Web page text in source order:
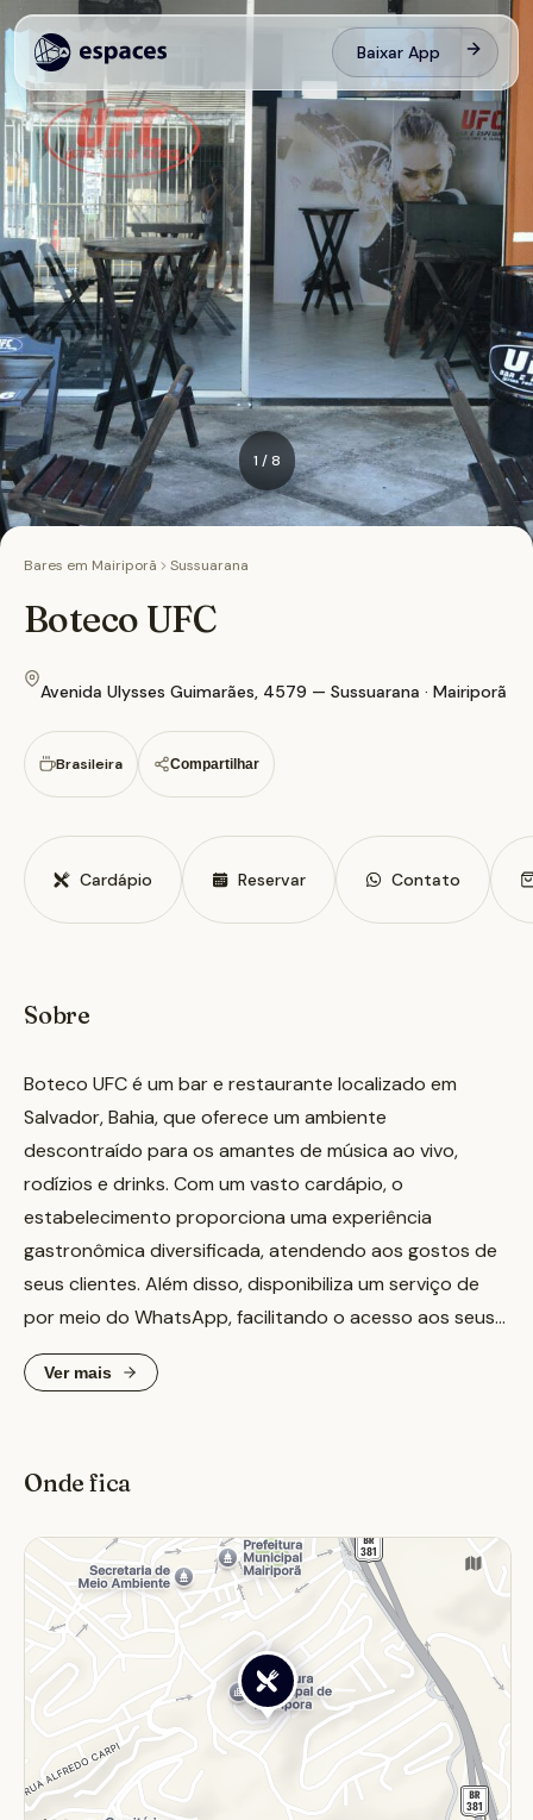
Baixar App
1 /8
Bares em Mairiporã Sussuarana
Boteco UFC
Avenida Ulysses Guimarães, 4579 — Sussuarana · Mairiporã
Brasileira Compartilhar
Cardápio Reservar Contato
Sobre
Boteco UFC é um bar e restaurante localizado em
Salvador, Bahia, que oferece um ambiente
descontraído para os amantes de música ao vivo,
rodízios e drinks. Com um vasto cardápio, o
estabelecimento proporciona uma experiência
gastronômica diversificada, atendendo aos gostos de
seus clientes. Além disso, disponibiliza um serviço de
por meio do WhatsApp, facilitando o acesso aos seus
pratos e bebidas.
criando um ambiente animado para assistir às
atrai tanto moradores quanto visitantes que buscam
uma opção de entretenimento na região. Se você está
em Salvador e procura um lugar para desfrutar de boa
comida, música e esportes, o Boteco UFC é uma
escolha a considerar.
Ver mais
Onde fica